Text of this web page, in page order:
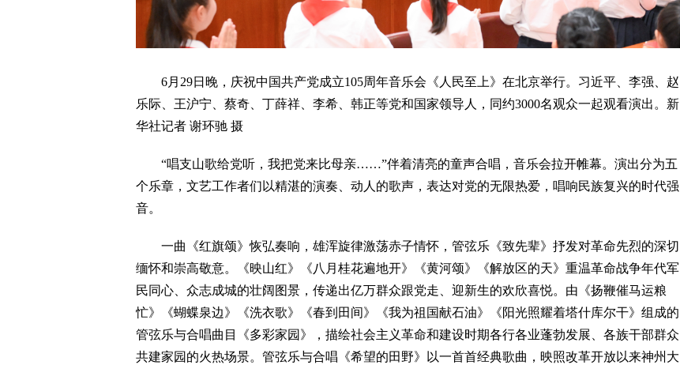
6月29日晚，庆祝中国共产党成立105周年音乐会《人民至上》在北京举行。习近平、李强、赵
乐际、王沪宁、蔡奇、丁薛祥、李希、韩正等党和国家领导人，同约3000名观众一起观看演出。新
华社记者 谢环驰 摄
“唱支山歌给党听，我把党来比母亲……”伴着清亮的童声合唱，音乐会拉开帷幕。演出分为五
个乐章，文艺工作者们以精湛的演奏、动人的歌声，表达对党的无限热爱，唱响民族复兴的时代强
音。
一曲《红旗颂》恢弘奏响，雄浑旋律激荡赤子情怀，管弦乐《致先辈》抒发对革命先烈的深切
缅怀和崇高敬意。《映山红》《八月桂花遍地开》《黄河颂》《解放区的天》重温革命战争年代军
民同心、众志成城的壮阔图景，传递出亿万群众跟党走、迎新生的欢欣喜悦。由《扬鞭催马运粮
忙》《蝴蝶泉边》《洗衣歌》《春到田间》《我为祖国献石油》《阳光照耀着塔什库尔干》组成的
管弦乐与合唱曲目《多彩家园》，描绘社会主义革命和建设时期各行各业蓬勃发展、各族干部群众
共建家园的火热场景。管弦乐与合唱《希望的田野》以一首首经典歌曲，映照改革开放以来神州大